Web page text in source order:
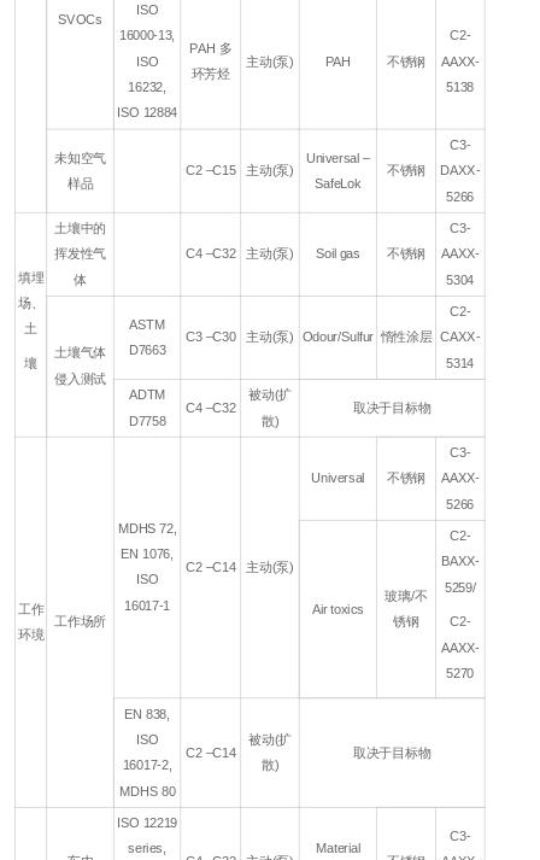
SVOCs
ISO
16000-13,
ISO
16232,
ISO 12884
PAH 多
环芳烃
主动(泵) PAH 不锈钢
C2-
AAXX-
5138
未知空气
样品
C2 –C15 主动(泵)
Universal –
SafeLok
不锈钢
C3-
DAXX-
5266
填埋
场、
土
壤
土壤中的
挥发性气
体
C4 –C32 主动(泵) Soil gas 不锈钢
C3-
AAXX-
5304
土壤气体
侵入测试
ASTM
D7663
C3 –C30 主动(泵) Odour/Sulfur 惰性涂层
C2-
CAXX-
5314
ADTM
D7758
C4 –C32
被动(扩
散)
取决于目标物
工作
环境
工作场所
MDHS 72,
EN 1076,
ISO
16017-1
C2 –C14 主动(泵)
Universal 不锈钢
C3-
AAXX-
5266
Air toxics
玻璃/不
锈钢
C2-
BAXX-
5259/
C2-
AAXX-
5270
EN 838,
ISO
16017-2,
MDHS 80
C2 –C14
被动(扩
散)
取决于目标物
ISO 12219
series,
Material
C3-